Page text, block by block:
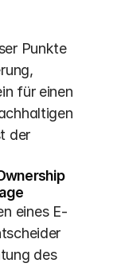
Punkte
für einen
der
eines E-
des